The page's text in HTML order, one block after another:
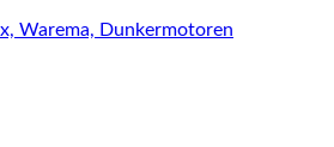
Warema, Dunkermotoren